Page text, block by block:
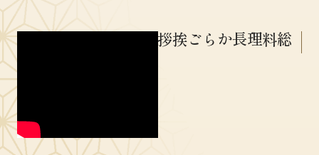
総料理長からご挨拶